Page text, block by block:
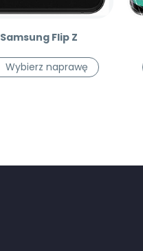
Samsung Flip Z
Wybierz naprawę